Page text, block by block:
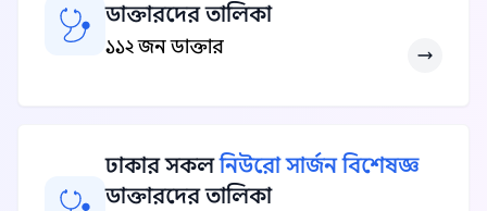
ডাক্তারদের তালিকা
১১২ জন ডাক্তার
ঢাকার সকলনিউরো সার্জন বিশেষজ্ঞ
ডাক্তারদের তালিকা